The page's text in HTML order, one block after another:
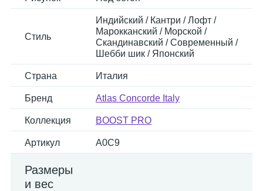
Стиль
Индийский / Кантри / Лофт /
Марокканский / Морской /
Скандинавский / Современный /
Шебби шик / Японский
Страна Италия
Бренд Atlas Concorde Italy
Коллекция BOOST PRO
Артикул A0C9
Размеры
и вес